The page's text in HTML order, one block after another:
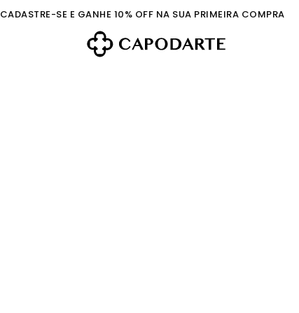
CADASTRE-SE E GANHE 10% OFF NA SUA PRIMEIRA COMPRA